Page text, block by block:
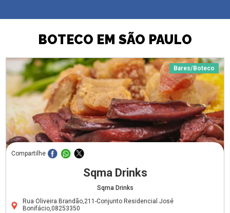
BOTECO EM SÃO PAULO
Bares/Boteco
Compartilhe
Sqma Drinks
Sqma Drinks
Rua Oliveira Brandão,211-Conjunto Residencial José
Bonifácio,08253350